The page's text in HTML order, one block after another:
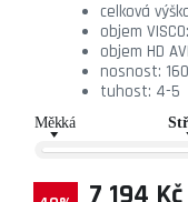
celková
objem
objem HD
nosnost:
tuhost: 4-5